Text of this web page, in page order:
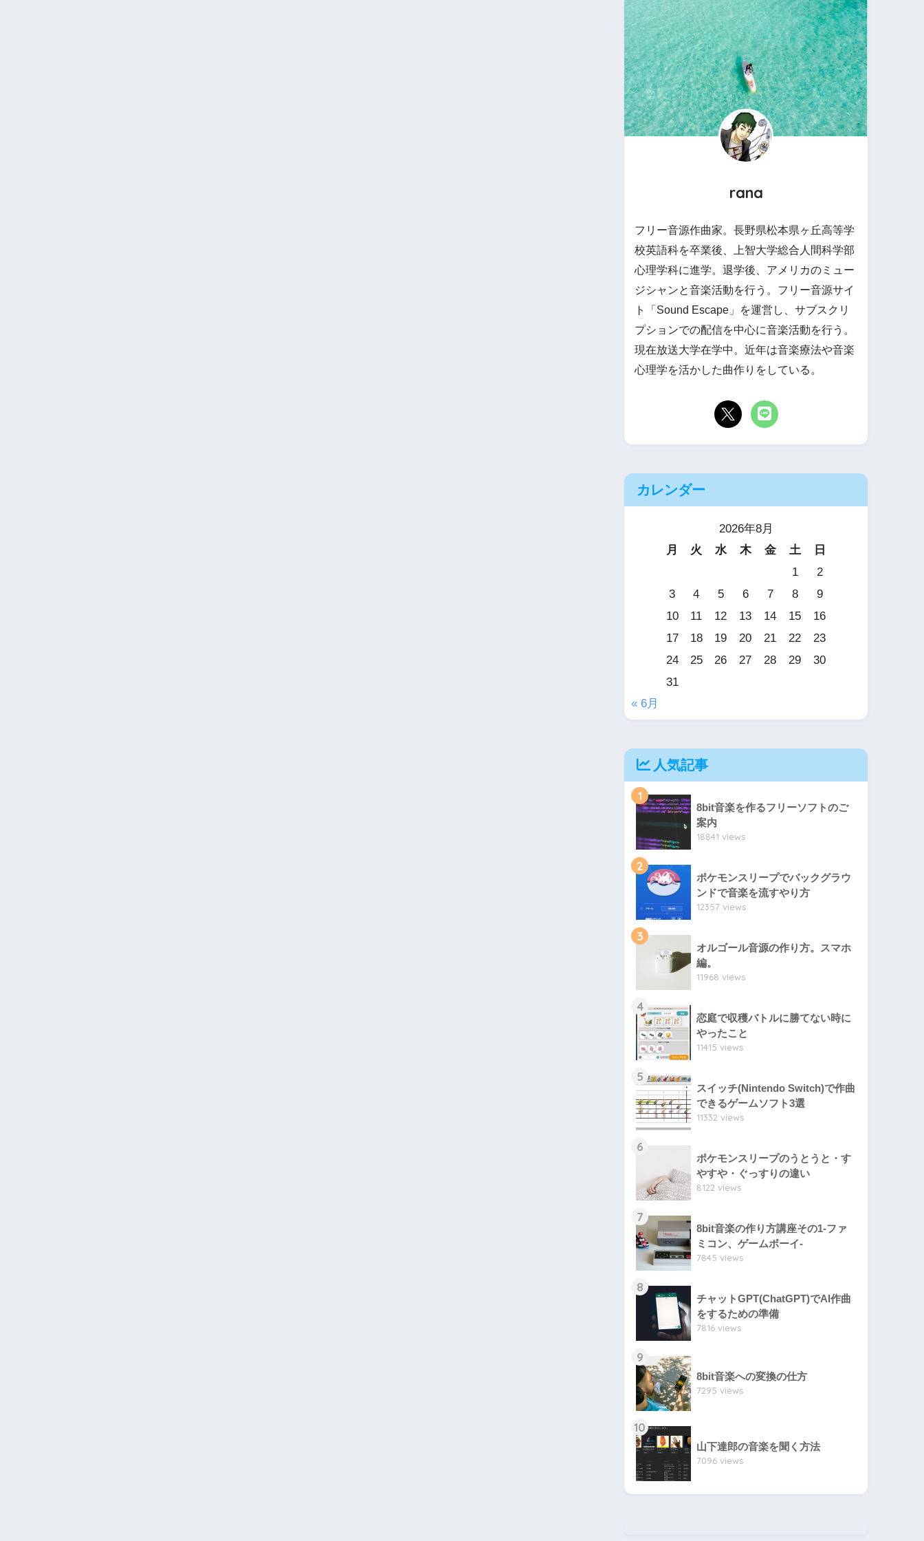
rana
フリー音源作曲家。長野県松本県ヶ丘高等学
校英語科を卒業後、上智大学総合人間科学部
心理学科に進学。退学後、アメリカのミュー
ジシャンと音楽活動を行う。フリー音源サイ
ト「Sound Escape」を運営し、サブスクリ
プションでの配信を中心に音楽活動を行う。
現在放送大学在学中。近年は音楽療法や音楽
心理学を活かした曲作りをしている。
カレンダー
2026年8月
月
火 水 木 金 土
日
1
2
3
4 5 6 7 8
9
10
11 12 13 14 15
16
17
18 19 20 21 22
23
24
25 26 27 28 29
30
31
« 6月
人気記事
1
8bit音楽を作るフリーソフトのご
案内
18841 views
2
ポケモンスリープでバックグラウ
ンドで音楽を流すやり方
12357 views
3
オルゴール音源の作り方。スマホ
編。
11968 views
4
恋庭で収穫バトルに勝てない時に
やったこと
11415 views
5
スイッチ(Nintendo Switch)で作曲
できるゲームソフト3選
11332 views
6
ポケモンスリープのうとうと・す
やすや・ぐっすりの違い
8122 views
7
8bit音楽の作り方講座その1-ファ
ミコン、ゲームボーイ-
7845 views
8
チャットGPT(ChatGPT)でAI作曲
をするための準備
7816 views
9
8bit音楽への変換の仕方
7295 views
10
山下達郎の音楽を聞く方法
7096 views